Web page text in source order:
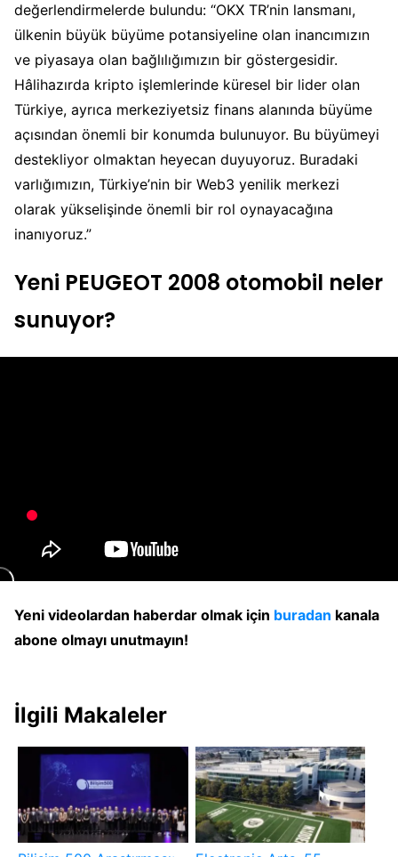
değerlendirmelerde bulundu: “OKX TR’nin lansmanı,
ülkenin büyük büyüme potansiyeline olan inancımızın
ve piyasaya olan bağlılığımızın bir göstergesidir.
Hâlihazırda kripto işlemlerinde küresel bir lider olan
Türkiye, ayrıca merkeziyetsiz finans alanında büyüme
açısından önemli bir konumda bulunuyor. Bu büyümeyi
destekliyor olmaktan heyecan duyuyoruz. Buradaki
varlığımızın, Türkiye’nin bir Web3 yenilik merkezi
olarak yükselişinde önemli bir rol oynayacağına
inanıyoruz.”
Yeni PEUGEOT 2008 otomobil neler
sunuyor?
Yeni videolardan haberdar olmak için buradan kanala
abone olmayı unutmayın!
İlgili Makaleler